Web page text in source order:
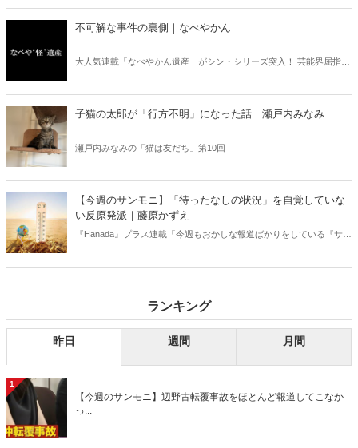
不可解な事件の裏側｜なべやかん
大人気連載「なべやかん遺産」がシン・シリーズ突入！ 芸能界屈指の
信じるか信じないかは、あなた次第！ 芸能ニュース
子猫の太郎が「行方不明」になった話｜瀬戸内みなみ
瀬戸内みなみの「猫は友だち」第10回
【今週のサンモニ】「待ったなしの状況」を自覚していな
い反原発派｜藤原かずえ
『Hanada』プラス連載「今週もおかしな報道ばかりをしている『サン
ランキング
昨日 週間 月間
1
【今週のサンモニ】辺野古転覆事故をほとんど報道してこなか
っ...